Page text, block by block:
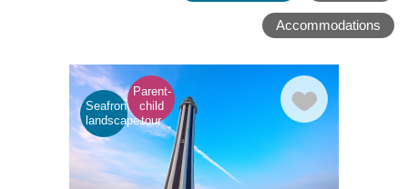
Accommodations
Seafront
landscapes
Parent-
child
tour